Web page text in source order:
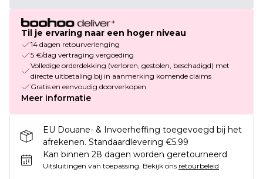
Til je ervaring naar een hoger niveau
14 dagen retourverlenging
5 €/dag vertraging vergoeding
Volledige orderdekking (verloren, gestolen, beschadigd) met
directe uitbetaling bij in aanmerking komende claims
Gratis en eenvoudig doorverkopen
Meer informatie
EU Douane- & Invoerheffing toegevoegd bij het
afrekenen. Standaardlevering €5.99
Kan binnen 28 dagen worden geretourneerd
Uitsluitingen van toepassing. Bekijk ons retourbeleid